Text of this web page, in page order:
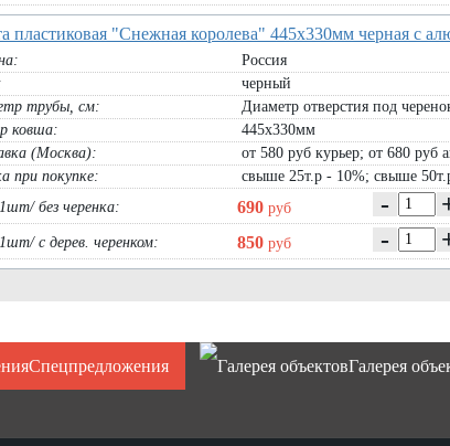
пластиковая "Снежная королева" 445х330мм черная с
Россия
черный
трубы, cм:
Диаметр отверстия под
ковша:
445х330мм
(Москва):
от 580 руб курьер; от 680 руб
при покупке:
свыше 25т.р - 10%; свыше
без черенка:
690 руб -
с дерев. черенком: 850 руб -
Спецпредложения Галерея